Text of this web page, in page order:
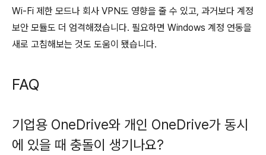
Wi-Fi 제한 모드나 회사 VPN도 영향을 줄 수 있고, 과거보다 계정
보안 모듈도 더 엄격해졌습니다. 필요하면 Windows 계정 연동을
새로 고침해보는 것도 도움이 됐습니다.
FAQ
기업용 OneDrive와 개인 OneDrive가 동시
에 있을 때 충돌이 생기나요?